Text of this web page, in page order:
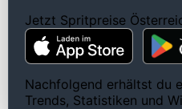
Jetzt Spritpreise
Nachfolgend erhältst du
Trends, Statistiken und